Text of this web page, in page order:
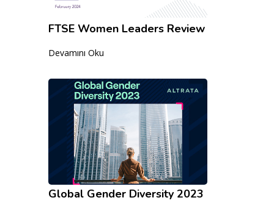
FTSE Women Leaders Review
Devamını Oku
Global Gender Diversity 2023